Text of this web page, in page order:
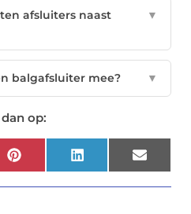
afsluiters naast
▼
balgafsluiter mee? ▼
op:
Pinterest LinkedIn Email